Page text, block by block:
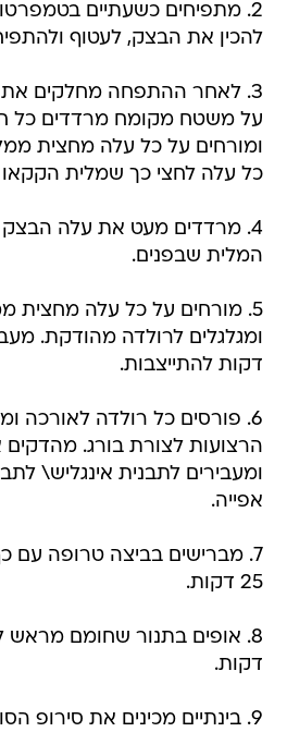
2. מתפיחים כשעתיים
להכין את הבצק, לעטוף
3. לאחר ההתפחה מחלקים את
על משטח מקומח מרדדים כל
ומורחים על כל עלה מחצית
כל עלה לחצי כך שמלית
4. מרדדים מעט את עלה
המלית שבפנים.
5. מורחים על כל עלה מחצית
ומגלגלים לרולדה מהודקת.
דקות להתייצבות.
6. פורסים כל רולדה לאורכה
הרצועות לצורת בורג.
ומעבירים לתבנית אינגליש\
אפייה.
7. מברישים בביצה טרופה עם
25 דקות.
דקות.
9. בינתיים מכינים את סירופ